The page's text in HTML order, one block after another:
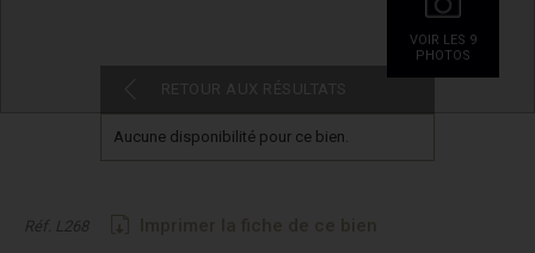
VOIR LES 9
PHOTOS
Aucune disponibilité pour ce bien.
Réf. L268